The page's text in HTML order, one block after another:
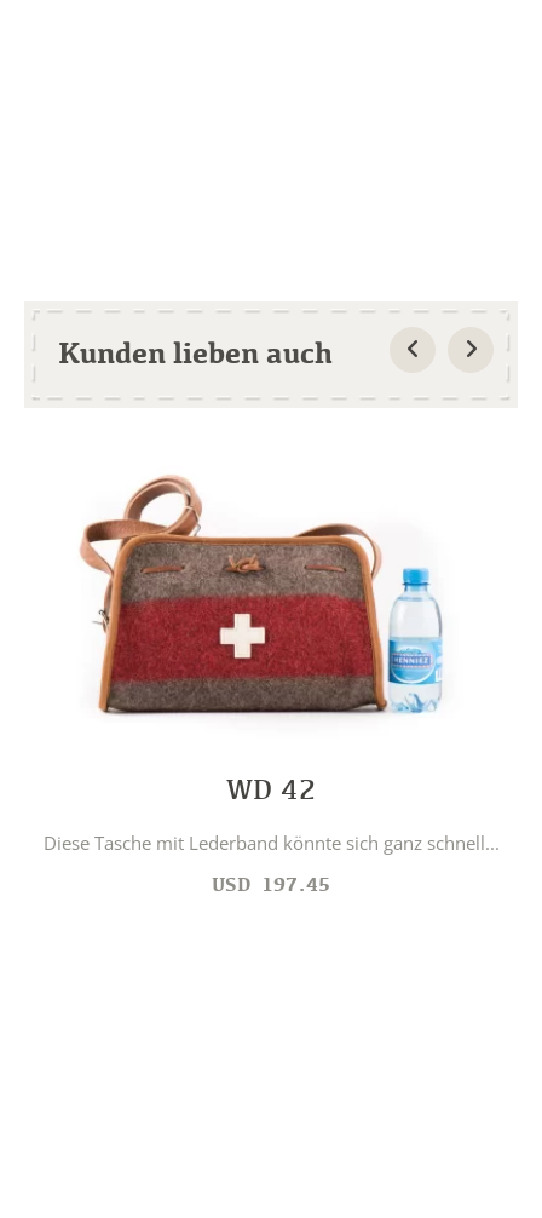
Kunden lieben auch
WD 42
Diese Tasche mit Lederband könnte sich ganz schnell...
USD 197.45